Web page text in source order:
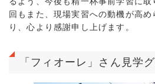
回もまた、現場実習への動機が高
り、心より感謝申し上げます。
「フィオーレ」さん見学